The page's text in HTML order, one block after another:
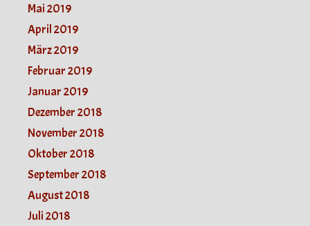
Mai 2019
April 2019
März 2019
Februar 2019
Januar 2019
Dezember 2018
November 2018
Oktober 2018
September 2018
August 2018
Juli 2018